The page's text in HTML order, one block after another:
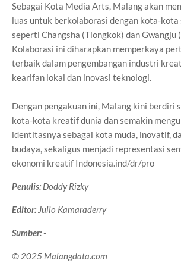
Sebagai Kota Media Arts, Malang akan
luas untuk berkolaborasi dengan kota-kota
seperti Changsha (Tiongkok) dan Gwangju
Kolaborasi ini diharapkan memperkaya
terbaik dalam pengembangan industri
kearifan lokal dan inovasi teknologi.
Dengan pengakuan ini, Malang kini berdiri
kota-kota kreatif dunia dan semakin
identitasnya sebagai kota muda, inovatif,
budaya, sekaligus menjadi representasi
ekonomi kreatif Indonesia.ind/dr/pro
Penulis: Doddy Rizky
Editor: Julio Kamaraderry
Sumber:-
© 2025 Malangdata.com